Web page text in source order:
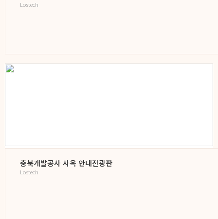
Lostech
충북개발공사 사옥 안내전광판
Lostech